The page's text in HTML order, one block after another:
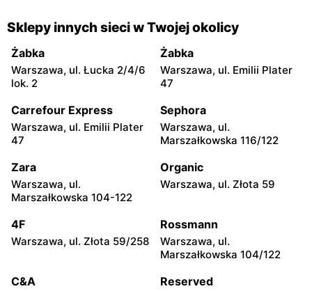
Sklepy innych sieci w Twojej okolicy
Żabka
Warszawa, ul. Łucka 2/4/6
lok. 2
Żabka
Warszawa, ul. Emilii Plater
47
Carrefour Express
Warszawa, ul. Emilii Plater
47
Sephora
Warszawa, ul.
Marszałkowska 116/122
Zara
Warszawa, ul.
Marszałkowska 104-122
Organic
Warszawa, ul. Złota 59
4F
Warszawa, ul. Złota 59/258
Rossmann
Warszawa, ul.
Marszałkowska 104/122
C&A Reserved